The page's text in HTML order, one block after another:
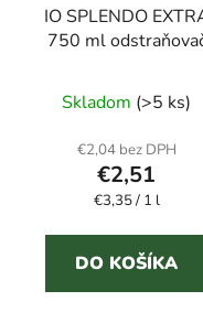
IO SPLENDO
750 ml
Skladom (>5 ks)
€2,04 bez DPH
€2,51
Jednotková
€3,35 / 1 l
DO KOŠÍKA